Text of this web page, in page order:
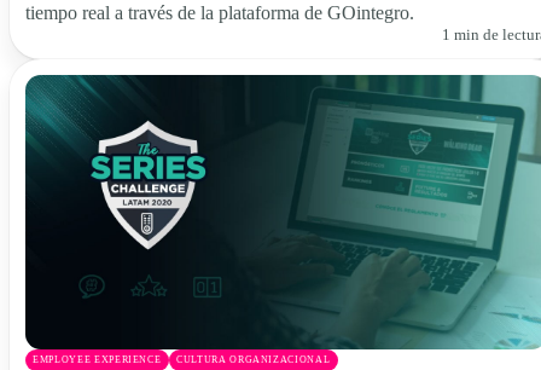
tiempo real a través de la plataforma de GOintegro.
1 min de
EMPLOYEE EXPERIENCE CULTURA ORGANIZACIONAL